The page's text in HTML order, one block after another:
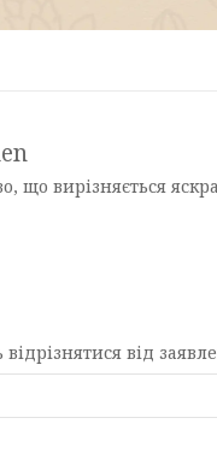
що вирізняється
від